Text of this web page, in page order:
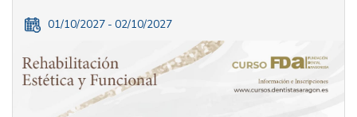
01/10/2027 - 02/10/2027